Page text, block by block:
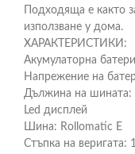
Подходяща е както
използване у дома.
ХАРАКТЕРИСТИКИ:
Акумулаторна
Напрежение на
Дължина на шината:
Led дисплей
Шина: Rollomatic E
Стъпка на веригата: